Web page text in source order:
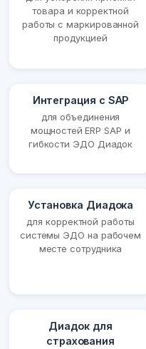
товара и корректной
работы с маркированной
продукцией
Интеграция с SAP
для объединения
мощностей ERP SAP и
гибкости ЭДО Диадок
Установка Диадока
для корректной работы
системы ЭДО на рабочем
месте сотрудника
Диадок для
страхования